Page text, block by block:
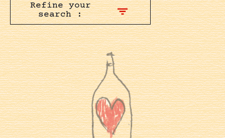
Refine your
search :